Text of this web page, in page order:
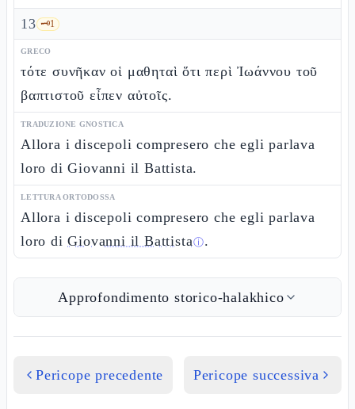
13 🗝️1
GRECO
τότε συνῆκαν οἱ μαθηταὶ ὅτι περὶ Ἰωάννου τοῦ
βαπτιστοῦ εἶπεν αὐτοῖς.
TRADUZIONE GNOSTICA
Allora i discepoli compresero che egli parlava
loro di Giovanni il Battista.
LETTURA ORTODOSSA
Allora i discepoli compresero che egli parlava
loro diGiovanni il Battistaⓘ.
Approfondimento storico-halakhico
Pericope precedente Pericope successiva